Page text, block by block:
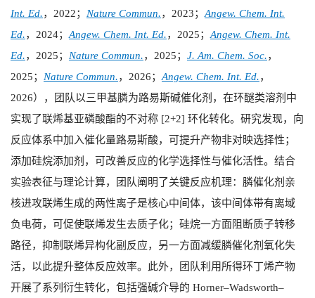
Int. Ed.， 2022； Nature Commun.， 2023；Angew. Chem. Int.
Ed.， 2024；Angew. Chem. Int. Ed.， 2025；Angew. Chem. Int.
Ed.， 2025； Nature Commun.， 2025； J. Am. Chem. Soc.，
2025； Nature Commun.， 2026；Angew. Chem. Int. Ed.，
2026），团队以三甲基膦为路易斯碱催化剂，在环醚类溶剂中
实现了联烯基亚磷酸酯的不对称 [2+2] 环化转化。研究发现，向
反应体系中加入催化量路易斯酸，可提升产物非对映选择性；
添加硅烷添加剂，可改善反应的化学选择性与催化活性。结合
实验表征与理论计算，团队阐明了关键反应机理：膦催化剂亲
核进攻联烯生成的两性离子是核心中间体，该中间体带有离域
负电荷，可促使联烯发生去质子化；硅烷一方面阻断质子转移
路径，抑制联烯异构化副反应，另一方面减缓膦催化剂氧化失
活，以此提升整体反应效率。此外，团队利用所得环丁烯产物
开展了系列衍生转化，包括强碱介导的 Horner–Wadsworth–